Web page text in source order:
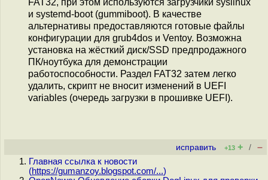
FAT32, при этом используются загрузчики syslinux
и systemd-boot (gummiboot). В качестве
альтернативы предоставляются готовые файлы
конфигурации для grub4dos и Ventoy. Возможна
установка на жёсткий диск/SSD предпродажного
ПК/ноутбука для демонстрации
работоспособности. Раздел FAT32 затем легко
удалить, скрипт не вносит изменений в UEFI
variables (очередь загрузки в прошивке UEFI).
исправить +13 + / –
Главная ссылка к новости
(https://gumanzoy.blogspot.com/...)